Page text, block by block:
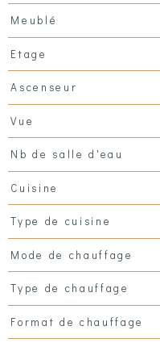
Meublé
Etage
Ascenseur
Vue
Nb de salle d'eau
Cuisine
Type de cuisine
Mode de chauffage
Type de chauffage
Format de chauffage